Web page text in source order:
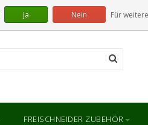
FREISCHNEIDER ZUBEHÖR
Ja Nein Für